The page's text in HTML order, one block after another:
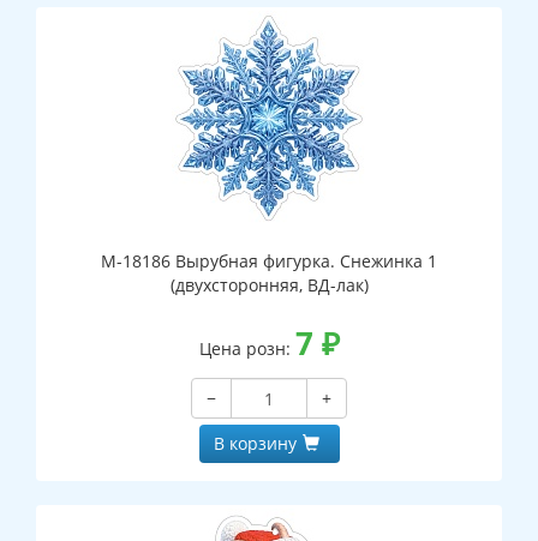
М-18186 Вырубная фигурка. Снежинка 1
(двухсторонняя, ВД-лак)
Цена розн: 7 ₽
−
+
В корзину